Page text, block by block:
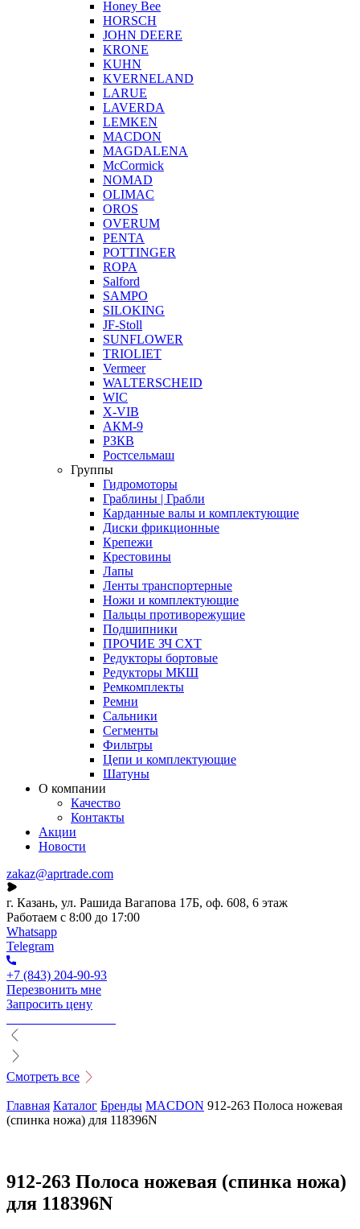
Honey Bee
HORSCH
JOHN DEERE
KRONE
KUHN
KVERNELAND
LARUE
LAVERDA
LEMKEN
MACDON
MAGDALENA
McCormick
NOMAD
OLIMAC
OROS
OVERUM
PENTA
POTTINGER
ROPA
Salford
SAMPO
SILOKING
JF-Stoll
SUNFLOWER
TRIOLIET
Vermeer
WALTERSCHEID
WIC
X-VIB
АКМ-9
РЗКВ
Ростсельмаш
Группы
Гидромоторы
Граблины | Грабли
Карданные валы и комплектующие
Диски фрикционные
Крепежи
Крестовины
Лапы
Ленты транспортерные
Ножи и комплектующие
Пальцы противорежущие
Подшипники
ПРОЧИЕ ЗЧ СХТ
Редукторы бортовые
Редукторы МКШ
Ремкомплекты
Ремни
Сальники
Сегменты
Фильтры
Цепи и комплектующие
Шатуны
О компании
Качество
Контакты
Акции
Новости
zakaz@aprtrade.com
г. Казань, ул. Рашида Вагапова 17Б, оф. 608, 6 этаж
Работаем с 8:00 до 17:00
Whatsapp
Telegram
+7 (843) 204-90-93
Перезвонить мне
Запросить цену
Смотреть все
Главная Каталог Бренды MACDON 912-263 Полоса ножевая
(спинка ножа) для 118396N
912-263 Полоса ножевая (спинка ножа)
для 118396N